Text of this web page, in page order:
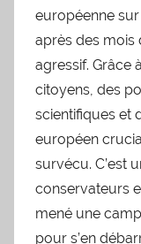
européenne
après des mois
agressif. Grâce
citoyens, des
scientifiques et
européen
survécu. C’est
conservateurs
mené une
pour s’en